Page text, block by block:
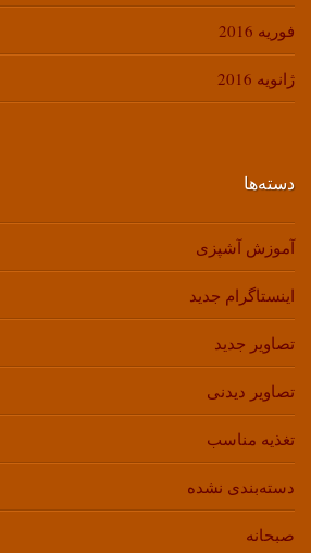
فوریه 2016
ژانویه 2016
دسته‌ها
آموزش آشپزی
اینستاگرام جدید
تصاویر جدید
تصاویر دیدنی
تغذیه مناسب
دسته‌بندی نشده
صبحانه